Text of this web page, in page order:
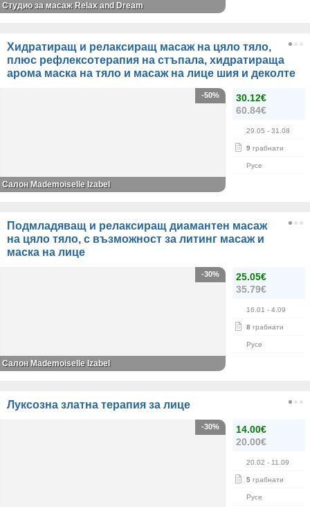
Студио за масаж Relax and Dream
Хидратиращ и релаксиращ масаж на цяло тяло,
плюс рефлексотерапия на стъпала, хидратираща
арома маска на тяло и масаж на лице шия и деколте
30.12€
60.84€
29.05 - 31.08
9 грабнати
Русе
-50%
Салон Mademoiselle Izabel
Подмладяващ и релаксиращ диамантен масаж
на цяло тяло, с възможност за литинг масаж и
маска на лице
25.05€
35.79€
16.01 - 4.09
8 грабнати
Русе
-30%
Салон Mademoiselle Izabel
Луксозна златна терапия за лице
14.00€
20.00€
20.02 - 11.09
5 грабнати
Русе
-30%